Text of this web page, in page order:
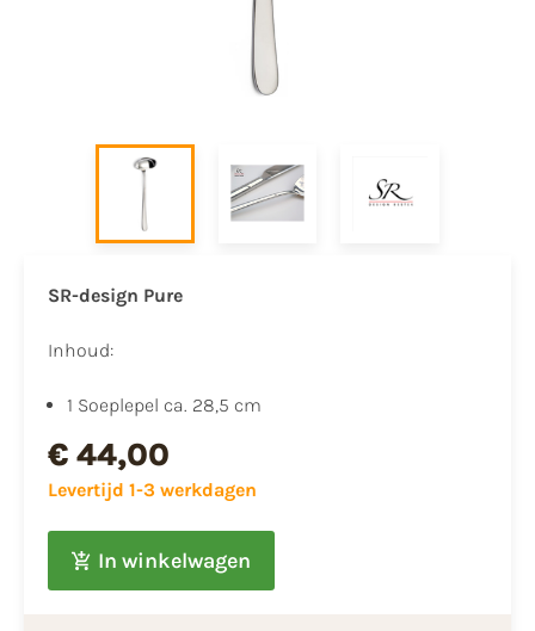
SR-design Pure
Inhoud:
1 Soeplepel ca. 28,5 cm
€ 44,00
Levertijd 1-3 werkdagen
In winkelwagen